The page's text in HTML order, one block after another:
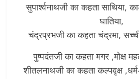
सुपार्श्वनाथजी का कहता साथिया,
घातिया,
चंद्रप्रभजी का कहता चंद्रमा,
पुष्पदंतजी का कहता मगर ,मोक्ष
शीतलनाथजी का कहता कल्पवृक्ष